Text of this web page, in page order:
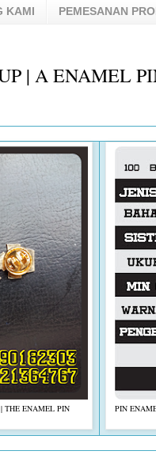
KAMI PEMESANAN
| A ENAMEL
THE ENAMEL PIN
PIN